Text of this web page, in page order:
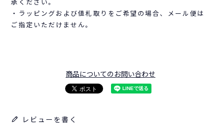
・ラッピングおよび値札取りをご希望の場合、メール便は
ご指定いただけません。
商品についてのお問い合わせ
レビューを書く